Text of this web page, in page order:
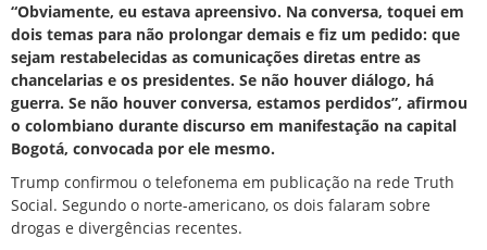
“Obviamente, eu estava apreensivo. Na conversa, toquei em
dois temas para não prolongar demais e fiz um pedido: que
sejam restabelecidas as comunicações diretas entre as
chancelarias e os presidentes. Se não houver diálogo, há
guerra. Se não houver conversa, estamos perdidos”, afirmou
o colombiano durante discurso em manifestação na capital
Bogotá, convocada por ele mesmo.
Trump confirmou o telefonema em publicação na rede Truth
Social. Segundo o norte-americano, os dois falaram sobre
drogas e divergências recentes.